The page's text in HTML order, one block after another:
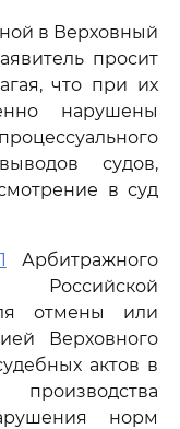
в Верховный
просит
что при их
нарушены
судов,
в суд
Арбитражного
Российской
отмены или
Верховного
актов в
норм